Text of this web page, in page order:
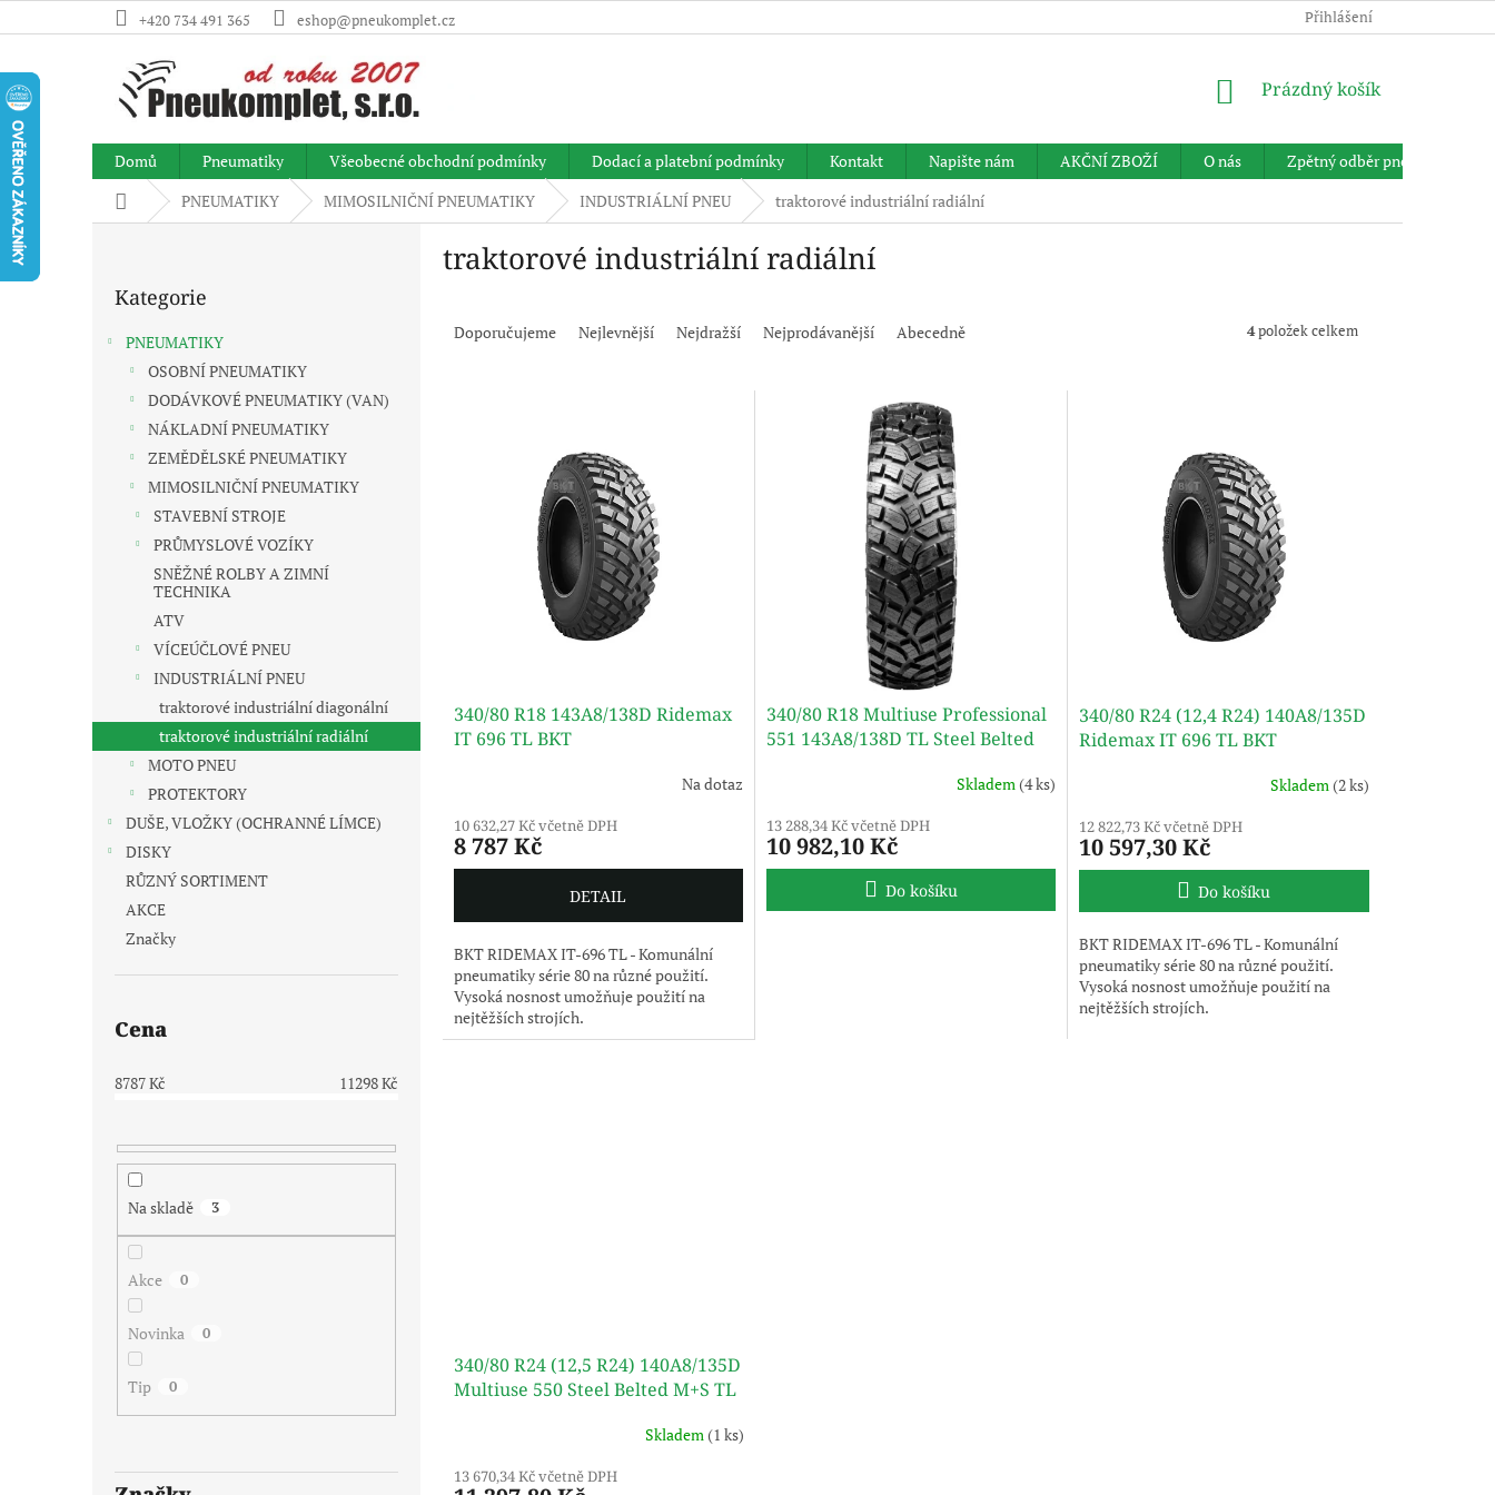
na
+420 734 491 365 eshop@pneukomplet.cz Přihlášení
NÁKUPNÍ
Prázdný košík
Domů Pneumatiky Všeobecné obchodní podmínky Dodací a platební podmínky Kontakt Napište nám AKČNÍ ZBOŽÍ O nás
Zpětný odběr pneumatik
Domů PNEUMATIKY MIMOSILNIČNÍ PNEUMATIKY INDUSTRIÁLNÍ PNEU traktorové industriální radiální
kategorie
Kategorie
PNEUMATIKY
OSOBNÍ PNEUMATIKY
DODÁVKOVÉ PNEUMATIKY (VAN)
NÁKLADNÍ PNEUMATIKY
ZEMĚDĚLSKÉ PNEUMATIKY
MIMOSILNIČNÍ PNEUMATIKY
STAVEBNÍ STROJE
PRŮMYSLOVÉ VOZÍKY
SNĚŽNÉ ROLBY A ZIMNÍ
TECHNIKA
ATV
VÍCEÚČLOVÉ PNEU
INDUSTRIÁLNÍ PNEU
traktorové industriální diagonální
traktorové industriální radiální
MOTO PNEU
PROTEKTORY
DUŠE, VLOŽKY (OCHRANNÉ LÍMCE)
DISKY
RŮZNÝ SORTIMENT
AKCE
Značky
Cena
8787Kč 11298Kč
Na skladě 3
Akce 0
Novinka 0
Tip 0
traktorové industriální radiální
Doporučujeme Nejlevnější Nejdražší Nejprodávanější Abecedně 4položek celkem
340/80 R18 143A8/138D Ridemax
IT 696 TL BKT
Na dotaz
10 632,27 Kč včetně DPH
8 787 Kč
DETAIL
BKT RIDEMAX IT-696 TL - Komunální
pneumatiky série 80 na různé použití.
Vysoká nosnost umožňuje použití na
nejtěžších strojích.
340/80 R18 Multiuse Professional
551 143A8/138D TL Steel Belted
Skladem(4 ks)
13 288,34 Kč včetně DPH
10 982,10 Kč
Do košíku
340/80 R24 (12,4 R24) 140A8/135D
Ridemax IT 696 TL BKT
Skladem(2 ks)
12 822,73 Kč včetně DPH
10 597,30 Kč
Do košíku
BKT RIDEMAX IT-696 TL - Komunální
pneumatiky série 80 na různé použití.
Vysoká nosnost umožňuje použití na
nejtěžších strojích.
340/80 R24 (12,5 R24) 140A8/135D
Multiuse 550 Steel Belted M+S TL
Skladem(1 ks)
13 670,34 Kč včetně DPH